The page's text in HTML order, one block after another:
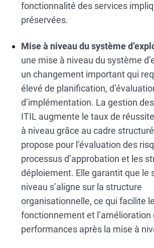
fonctionnalité des services
préservées.
Mise à niveau du système
une mise à niveau du système
un changement important qui
élevé de planification,
d’implémentation. La gestion
ITIL augmente le taux de
à niveau grâce au cadre structuré
propose pour l’évaluation des
processus d’approbation et les
déploiement. Elle garantit que le
niveau s’aligne sur la structure
organisationnelle, ce qui facilite
fonctionnement et l’amélioration
performances après la mise à